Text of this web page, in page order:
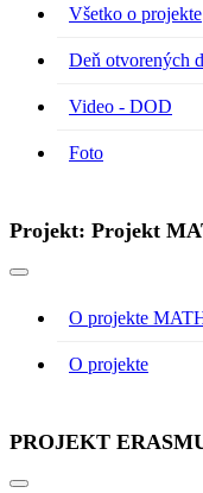
Všetko o projekte
Deň otvorených
Video - DOD
Foto
Projekt: Projekt
O projekte
O projekte
PROJEKT